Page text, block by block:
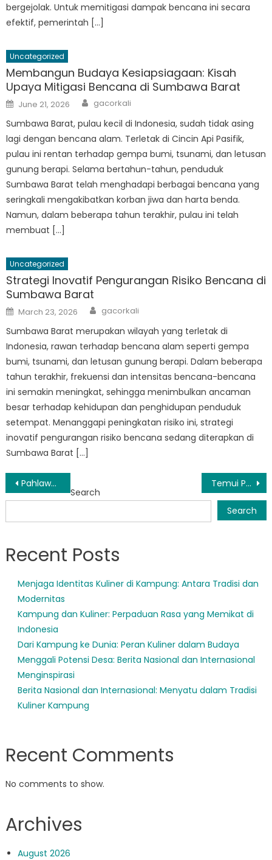
bergejolak. Untuk memitigasi dampak bencana ini secara
efektif, pemerintah […]
Uncategorized
Membangun Budaya Kesiapsiagaan: Kisah
Upaya Mitigasi Bencana di Sumbawa Barat
Posted
on
June 21, 2026 Author
gacorkali
Sumbawa Barat, pulau kecil di Indonesia, sudah tidak asing
lagi dengan bencana alam. Terletak di Cincin Api Pasifik,
pulau ini rentan terhadap gempa bumi, tsunami, dan letusan
gunung berapi. Selama bertahun-tahun, penduduk
Sumbawa Barat telah menghadapi berbagai bencana yang
seringkali mengakibatkan korban jiwa dan harta benda.
Namun, dalam beberapa tahun terakhir, pulau ini telah
membuat […]
Uncategorized
Strategi Inovatif Pengurangan Risiko Bencana di
Sumbawa Barat
Posted
on
March 23, 2026 Author
gacorkali
Sumbawa Barat merupakan wilayah yang terletak di
Indonesia, rawan terhadap bencana alam seperti gempa
bumi, tsunami, dan letusan gunung berapi. Dalam beberapa
tahun terakhir, frekuensi dan intensitas bencana-bencana
ini semakin meningkat, sehingga menimbulkan ancaman
besar terhadap kehidupan dan penghidupan penduduk
setempat. Menanggapi peningkatan risiko ini, strategi
inovatif pengurangan risiko bencana sedang diterapkan di
Sumbawa Barat […]
Post
navigation
Pahlawan Tanpa Tanda Jasa Taliwang: Melihat Lebih Dekat Kerja Kritis BPBD Temui Pahlawan BPBD Sekongkang: Bekerja Tanpa Lelah Demi Keselamatan Kita
Search
Search
Recent Posts
Menjaga Identitas Kuliner di Kampung: Antara Tradisi dan
Modernitas
Kampung dan Kuliner: Perpaduan Rasa yang Memikat di
Indonesia
Dari Kampung ke Dunia: Peran Kuliner dalam Budaya
Menggali Potensi Desa: Berita Nasional dan Internasional
Menginspirasi
Berita Nasional dan Internasional: Menyatu dalam Tradisi
Kuliner Kampung
Recent Comments
No comments to show.
Archives
August 2026